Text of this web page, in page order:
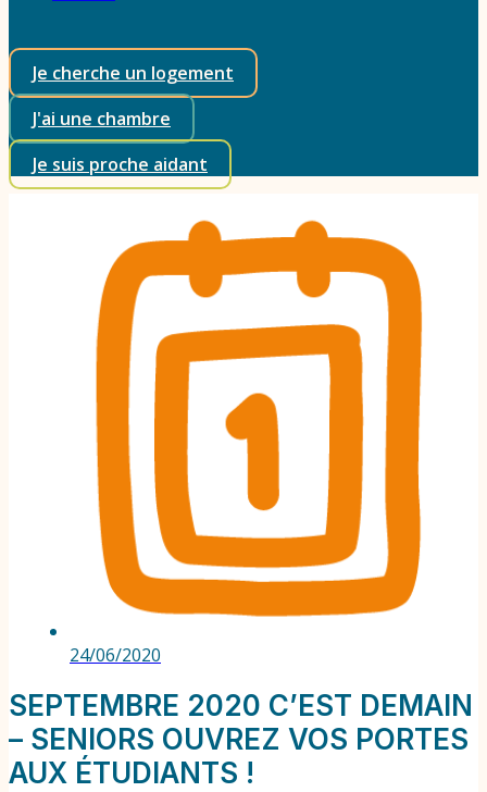
Je cherche un logement
J'ai une chambre
Je suis proche aidant
24/06/2020
SEPTEMBRE 2020 C’EST DEMAIN
– SENIORS OUVREZ VOS PORTES
AUX ÉTUDIANTS !